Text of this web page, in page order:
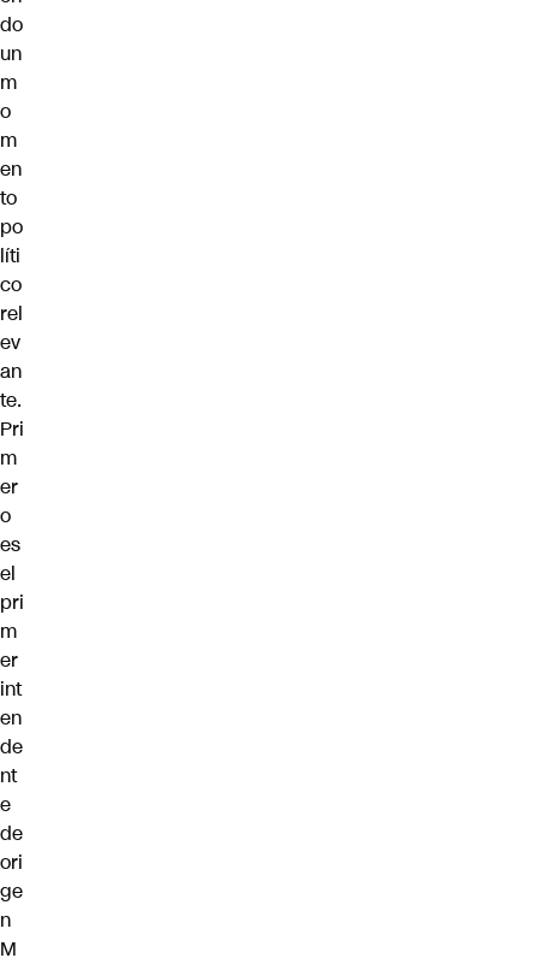
do
un
m
o
m
en
to
po
líti
co
rel
ev
an
te.
Pri
m
er
o
es
el
pri
m
er
int
en
de
nt
e
de
ori
ge
n
M